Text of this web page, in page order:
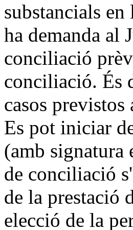
substancials
ha demanda al
conciliació
conciliació. És
casos
Es pot iniciar
(amb signatura
de conciliació
de la prestació
elecció de la